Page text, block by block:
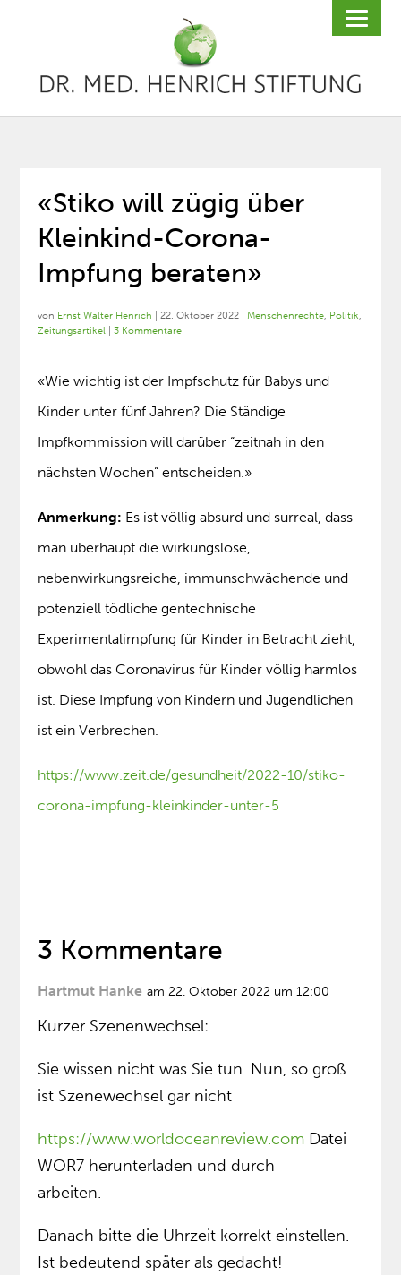
«Stiko will zügig über
Kleinkind-Corona-
Impfung beraten»
von Ernst Walter Henrich |22. Oktober 2022 Menschenrechte, Politik,
Zeitungsartikel |3 Kommentare
«Wie wichtig ist der Impfschutz für Babys und
Kinder unter fünf Jahren? Die Ständige
Impfkommission will darüber “zeitnah in den
nächsten Wochen” entscheiden.»
Anmerkung: Es ist völlig absurd und surreal, dass
man überhaupt die wirkungslose,
nebenwirkungsreiche, immunschwächende und
potenziell tödliche gentechnische
Experimentalimpfung für Kinder in Betracht zieht,
obwohl das Coronavirus für Kinder völlig harmlos
ist. Diese Impfung von Kindern und Jugendlichen
ist ein Verbrechen.
https://www.zeit.de/gesundheit/2022-10/stiko-
corona-impfung-kleinkinder-unter-5
3 Kommentare
Hartmut Hanke am 22. Oktober 2022 um 12:00
Kurzer Szenenwechsel:
Sie wissen nicht was Sie tun. Nun, so groß
ist Szenewechsel gar nicht
https://www.worldoceanreview.com Datei
WOR7 herunterladen und durch
arbeiten.
Danach bitte die Uhrzeit korrekt einstellen.
Ist bedeutend später als gedacht!